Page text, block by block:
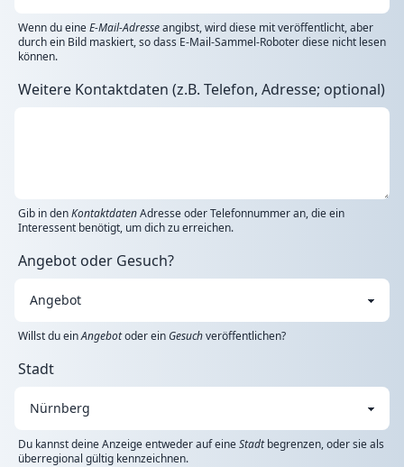
Wenn du eineE-Mail-Adresseangibst, wird diese mit veröffentlicht, aber
durch ein Bild maskiert, so dass E-Mail-Sammel-Roboter diese nicht lesen
können.
Weitere Kontaktdaten (z.B. Telefon, Adresse; optional)
Gib in denKontaktdatenAdresse oder Telefonnummer an, die ein
Interessent benötigt, um dich zu erreichen.
Angebot oder Gesuch?
Willst du einAngebotoder einGesuchveröffentlichen?
Stadt
Du kannst deine Anzeige entweder auf eineStadtbegrenzen, oder sie als
überregional gültig kennzeichnen.